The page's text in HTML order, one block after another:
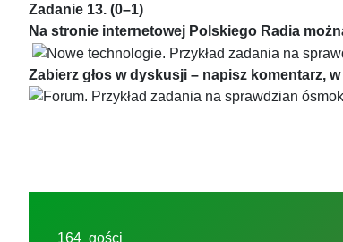
Zadanie 13. (0–1)
Na stronie internetowej Polskiego Radia
Zabierz głos w dyskusji – napisz komentarz,
164 gości